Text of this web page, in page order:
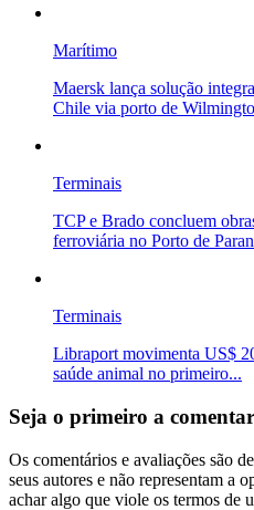
Marítimo
Maersk lança solução
Chile via porto de
Terminais
TCP e Brado concluem
ferroviária no Porto de
Terminais
Libraport movimenta US$
saúde animal no primeiro...
Seja o primeiro a comentar
Os comentários e avaliações são
seus autores e não representam a
achar algo que viole os termos de